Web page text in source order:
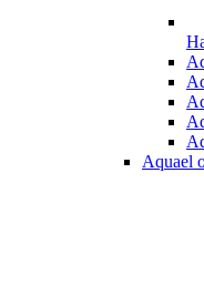
Aquael